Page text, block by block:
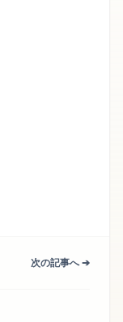
次の記事へ ➔